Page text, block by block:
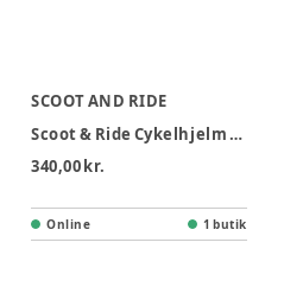
SCOOT AND RIDE
Scoot & Ride Cykelhjelm S/M - Rose
340,00 kr.
Online 1 butik